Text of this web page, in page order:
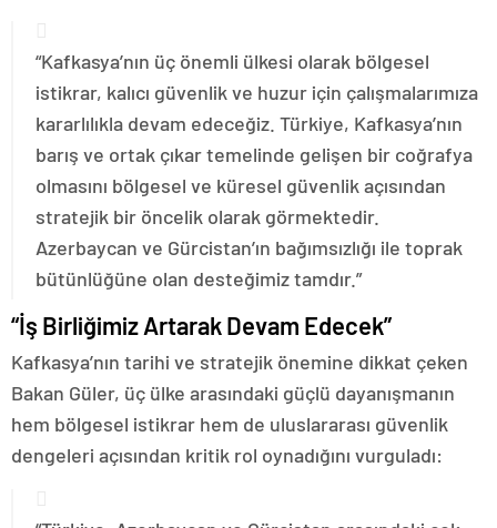
“Kafkasya’nın üç önemli ülkesi olarak bölgesel
istikrar, kalıcı güvenlik ve huzur için çalışmalarımıza
kararlılıkla devam edeceğiz. Türkiye, Kafkasya’nın
barış ve ortak çıkar temelinde gelişen bir coğrafya
olmasını bölgesel ve küresel güvenlik açısından
stratejik bir öncelik olarak görmektedir.
Azerbaycan ve Gürcistan’ın bağımsızlığı ile toprak
bütünlüğüne olan desteğimiz tamdır.”
“İş Birliğimiz Artarak Devam Edecek”
Kafkasya’nın tarihi ve stratejik önemine dikkat çeken
Bakan Güler, üç ülke arasındaki güçlü dayanışmanın
hem bölgesel istikrar hem de uluslararası güvenlik
dengeleri açısından kritik rol oynadığını vurguladı: